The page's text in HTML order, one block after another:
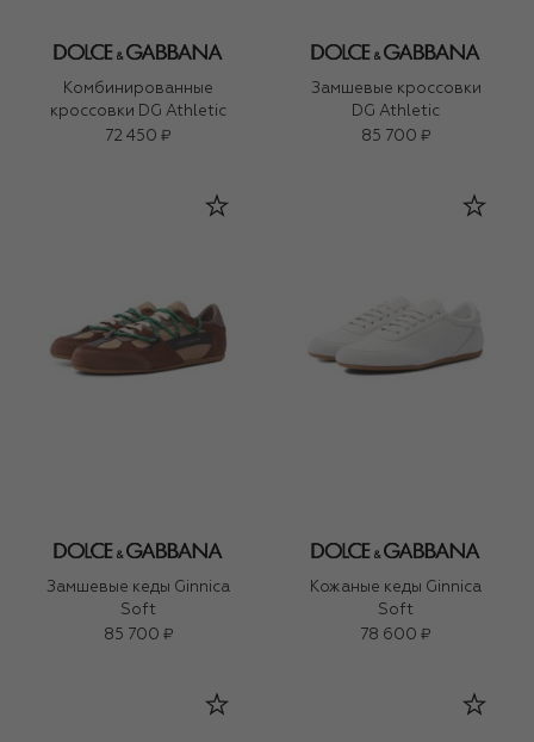
Комбинированные
кроссовки DG Athletic
72 450 ₽
Замшевые кроссовки
DG Athletic
85 700 ₽
Замшевые кеды Ginnica
Soft
85 700 ₽
Кожаные кеды Ginnica
Soft
78 600 ₽